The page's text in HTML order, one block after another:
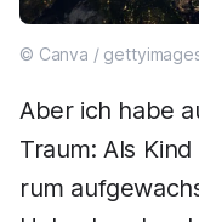
© Canva /
Aber ich habe
Traum: Als
rum